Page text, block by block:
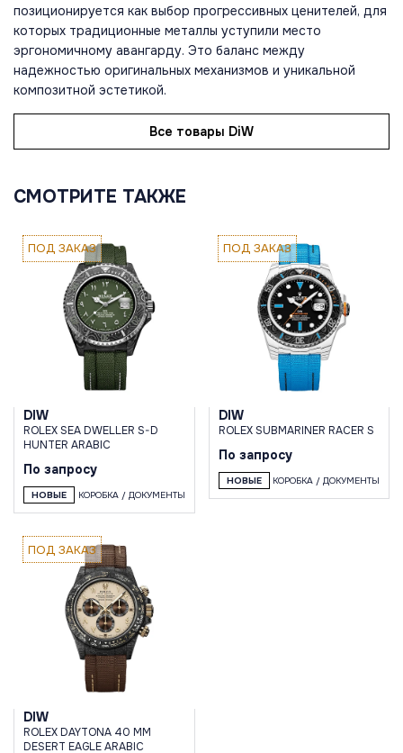
позиционируется как выбор прогрессивных ценителей, для
которых традиционные металлы уступили место
эргономичному авангарду. Это баланс между
надежностью оригинальных механизмов и уникальной
композитной эстетикой.
Все товары DiW
СМОТРИТЕ ТАКЖЕ
ПОД ЗАКАЗ
DIW
ROLEX SEA DWELLER S-D
HUNTER ARABIC
По запросу
НОВЫЕ КОРОБКА / ДОКУМЕНТЫ
ПОД ЗАКАЗ
DIW
ROLEX SUBMARINER RACER S
По запросу
НОВЫЕ КОРОБКА / ДОКУМЕНТЫ
ПОД ЗАКАЗ
DIW
ROLEX DAYTONA 40 MM
DESERT EAGLE ARABIC